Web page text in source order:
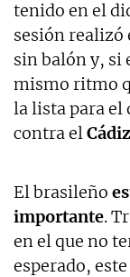
tenido en el
sesión realizó
sin balón y, si
mismo ritmo
la lista para el
contra elCádiz
El brasileño
importante.
en el que no
esperado,